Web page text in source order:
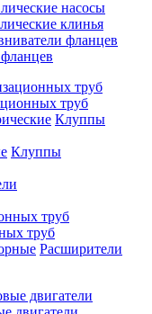
насосы
клинья
фланцев
труб
Клуппы
Клуппы
труб
Расширители
двигатели